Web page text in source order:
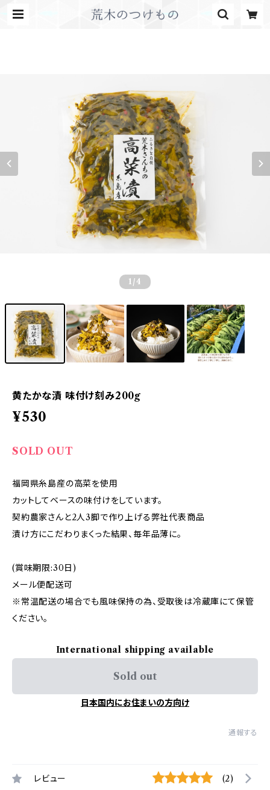
1 /4
黄たかな漬 味付け刻み200g
¥530
SOLD OUT
福岡県糸島産の高菜を使用
カットしてベースの味付けをしています。
契約農家さんと2人3脚で作り上げる弊社代表商品
漬け方にこだわりまくった結果、毎年品薄に。
(賞味期限:30日)
メール便配送可
※常温配送の場合でも風味保持の為、受取後は冷蔵庫にて保管
ください。
International shipping available
Sold out
日本国内にお住まいの方向け
通報する
レビュー (2)